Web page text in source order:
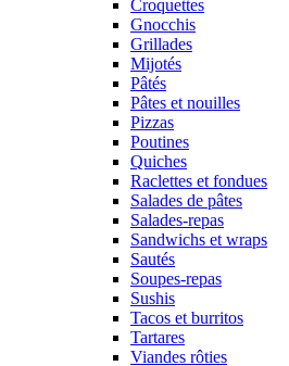
Croquettes
Gnocchis
Grillades
Mijotés
Pâtés
Pâtes et nouilles
Pizzas
Poutines
Quiches
Raclettes et fondues
Salades de pâtes
Salades-repas
Sandwichs et wraps
Sautés
Soupes-repas
Sushis
Tacos et burritos
Tartares
Viandes rôties